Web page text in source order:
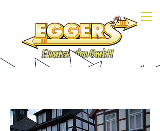
Eventservice GmbH